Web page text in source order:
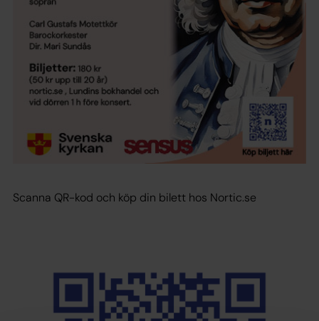
Scanna QR-kod och köp din bilett hos Nortic.se